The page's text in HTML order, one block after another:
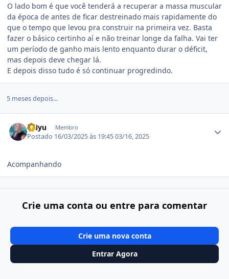
O lado bom é que você tenderá a recuperar a massa muscular
da época de antes de ficar destreinado mais rapidamente do
que o tempo que levou pra construir na primeira vez. Basta
fazer o básico certinho aí e não treinar longe da falha. Vai ter
um período de ganho mais lento enquanto durar o déficit,
mas depois deve chegar lá.
E depois disso tudo é só continuar progredindo.
5 meses depois...
GNyu Membro
Postado 16/03/2025 às 19:4503/16, 2025
Acompanhando
Crie uma conta ou entre para comentar
Crie uma nova conta
Entrar Agora